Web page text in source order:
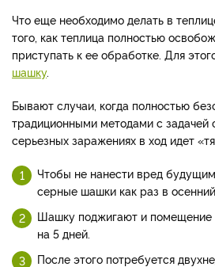
Что еще необходимо делать в
того, как теплица полностью
приступать к ее обработке. Для
шашку.
Бывают случаи, когда полностью
традиционными методами с задачей
серьезных заражениях в ход идет
Чтобы не нанести вред
серные шашки как раз в
Шашку поджигают и помещение
на 5 дней.
После этого потребуется